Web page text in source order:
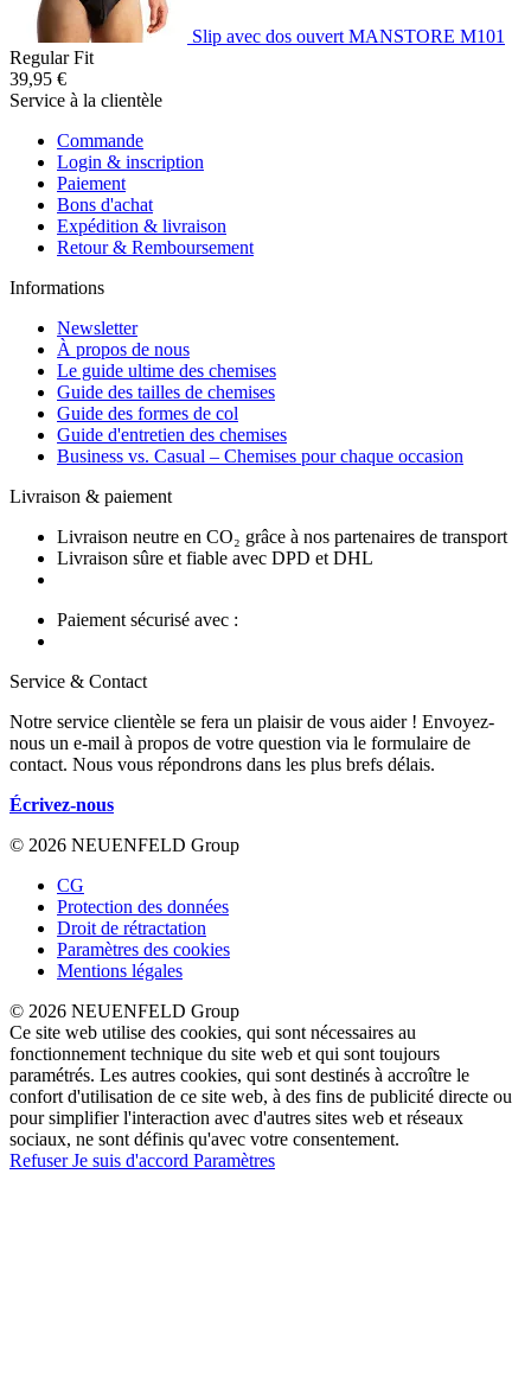
Slip avec dos ouvert MANSTORE M101
Regular Fit
39,95 €
Service à la clientèle
Commande
Login & inscription
Paiement
Bons d'achat
Expédition & livraison
Retour & Remboursement
Informations
Newsletter
À propos de nous
Le guide ultime des chemises
Guide des tailles de chemises
Guide des formes de col
Guide d'entretien des chemises
Business vs. Casual – Chemises pour chaque occasion
Livraison & paiement
Livraison neutre en CO₂ grâce à nos partenaires de transport
Livraison sûre et fiable avec DPD et DHL
Paiement sécurisé avec :
Service & Contact
Notre service clientèle se fera un plaisir de vous aider ! Envoyez-
nous un e-mail à propos de votre question via le formulaire de
contact. Nous vous répondrons dans les plus brefs délais.
Écrivez-nous
© 2026 NEUENFELD Group
CG
Protection des données
Droit de rétractation
Paramètres des cookies
Mentions légales
© 2026 NEUENFELD Group
Ce site web utilise des cookies, qui sont nécessaires au
fonctionnement technique du site web et qui sont toujours
paramétrés. Les autres cookies, qui sont destinés à accroître le
confort d'utilisation de ce site web, à des fins de publicité directe ou
pour simplifier l'interaction avec d'autres sites web et réseaux
sociaux, ne sont définis qu'avec votre consentement.
RefuserJe suis d'accord Paramètres